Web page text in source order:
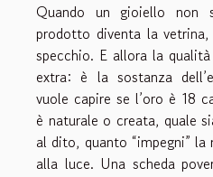
Quando un gioiello non
prodotto diventa la
specchio. E allora la
extra: è la sostanza
vuole capire se l’oro è 18
è naturale o creata, quale
al dito, quanto “impegni”
alla luce. Una scheda